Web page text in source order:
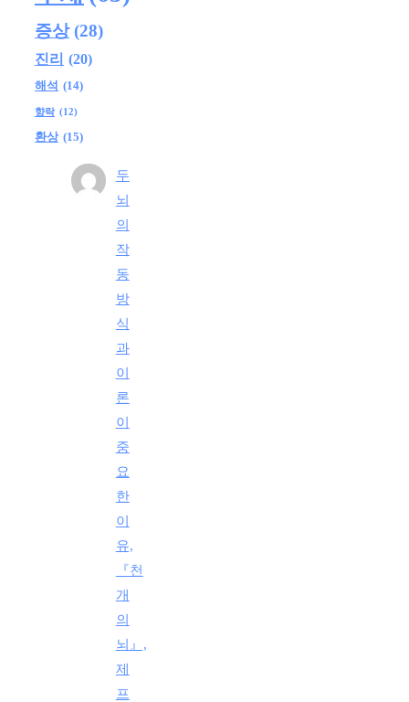
증상 (28)
진리 (20)
해석 (14)
향락 (12)
환상 (15)
두
뇌
의
작
동
방
식
과
이
론
이
중
요
한
이
유,
『천
개
의
뇌』,
제
프